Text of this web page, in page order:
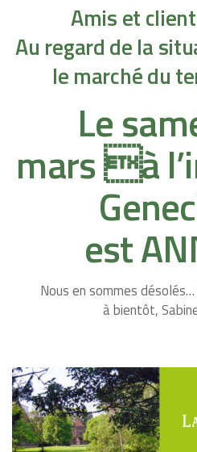
Amis et
Au regard de la
lemarché du
Le
mars à
est
Nous en sommes
à bientôt,